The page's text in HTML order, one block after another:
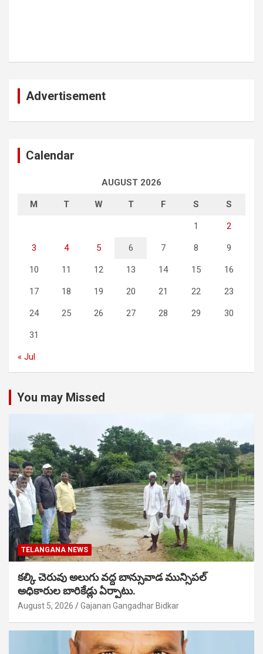
Advertisement
Calendar
AUGUST 2026
M T W T F S S
1 2
3 4 5 6 7 8 9
10 11 12 13 14 15 16
17 18 19 20 21 22 23
24 25 26 27 28 29 30
31
« Jul
You may Missed
TELANGANA NEWS
కల్కి చెరువు అలుగు వద్ద బాన్సువాడ మున్సిపల్
అధికారుల బారికేడ్లు ఏర్పాటు.
August 5, 2026 Gajanan Gangadhar Bidkar